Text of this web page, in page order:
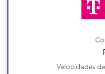
Velocidades